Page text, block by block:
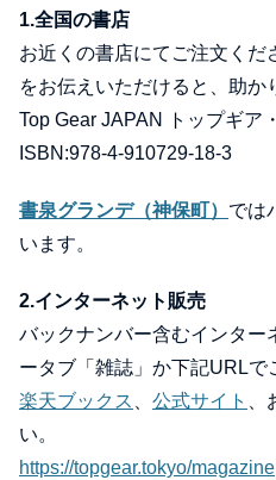
1.全国の書店
お近くの書店にてご注文く
をお伝えいただけると、助か
Top Gear JAPAN トップギア
ISBN:978-4-910729-18-3
書泉グランデ（神保町） では
います。
2.インターネット販売
バックナンバー含むインター
ータブ「雑誌」か下記URLで
楽天ブックス
公式サイト
い。
https://topgear.tokyo/magazine